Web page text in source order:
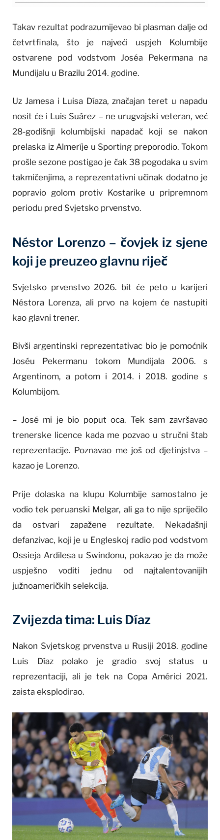
Takav rezultat podrazumijevao bi plasman dalje od
četvrtfinala, što je najveći uspjeh Kolumbije
ostvarene pod vodstvom Joséa Pekermana na
Mundijalu u Brazilu 2014. godine.
Uz Jamesa i Luisa Díaza, značajan teret u napadu
nosit će i Luis Suárez – ne urugvajski veteran, već
28-godišnji kolumbijski napadač koji se nakon
prelaska iz Almeríje u Sporting preporodio. Tokom
prošle sezone postigao je čak 38 pogodaka u svim
takmičenjima, a reprezentativni učinak dodatno je
popravio golom protiv Kostarike u pripremnom
periodu pred Svjetsko prvenstvo.
Néstor Lorenzo – čovjek iz sjene
koji je preuzeo glavnu riječ
Svjetsko prvenstvo 2026. bit će peto u karijeri
Néstora Lorenza, ali prvo na kojem će nastupiti
kao glavni trener.
Bivši argentinski reprezentativac bio je pomoćnik
Joséu Pekermanu tokom Mundijala 2006. s
Argentinom, a potom i 2014. i 2018. godine s
Kolumbijom.
– José mi je bio poput oca. Tek sam završavao
trenerske licence kada me pozvao u stručni štab
reprezentacije. Poznavao me još od djetinjstva –
kazao je Lorenzo.
Prije dolaska na klupu Kolumbije samostalno je
vodio tek peruanski Melgar, ali ga to nije spriječilo
da ostvari zapažene rezultate. Nekadašnji
defanzivac, koji je u Engleskoj radio pod vodstvom
Ossieja Ardilesa u Swindonu, pokazao je da može
uspješno voditi jednu od najtalentovanijih
južnoameričkih selekcija.
Zvijezda tima: Luis Díaz
Nakon Svjetskog prvenstva u Rusiji 2018. godine
Luis Díaz polako je gradio svoj status u
reprezentaciji, ali je tek na Copa Américi 2021.
zaista eksplodirao.